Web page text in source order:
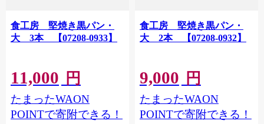
食工房 堅焼き黒パン・
大 3本 【07208-0933】
11,000 円
たまったWAON
POINTで寄附できる！
食工房 堅焼き黒パン・
大 2本 【07208-0932】
9,000 円
たまったWAON
POINTで寄附できる！